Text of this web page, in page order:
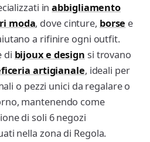
inabbigliamento
moda, dove cinture, borse e
a rifinire ogni outfit.
di bijoux e design si trovano
artigianale, ideali per
o pezzi unici da regalare o
mantenendo come
di soli 6 negozi
nella zona di Regola.